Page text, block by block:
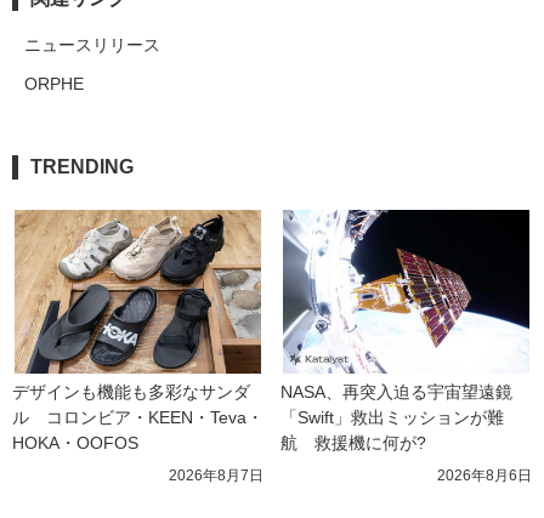
ニュースリリース
ORPHE
TRENDING
デザインも機能も多彩なサンダ
ル　コロンビア・KEEN・Teva・
HOKA・OOFOS
2026年8月7日
NASA、再突入迫る宇宙望遠鏡
「Swift」救出ミッションが難
航　救援機に何が?
2026年8月6日